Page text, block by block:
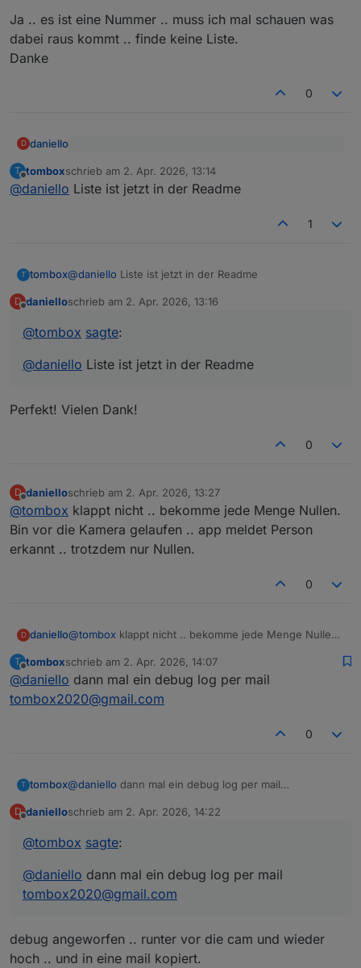
Ja .. es ist eine Nummer .. muss ich mal schauen was
dabei raus kommt .. finde keine Liste.
Danke
0
D daniello
@daniello
gibt es tapo.0.<id>.detection.events.0.alarm_type
Ja .. es ist eine Nummer .. muss ich mal schauen was
dabei raus kommt .. finde keine Liste.
T
Offline
tomboxschrieb am 2. Apr. 2026, 13:14
zuletzt editiert von
@daniello Liste ist jetzt in der Readme
1
T tombox@daniello Liste ist jetzt in der Readme
D danielloschrieb am 2. Apr. 2026, 13:16
zuletzt editiert von
@tombox sagte:
@daniello Liste ist jetzt in der Readme
Perfekt! Vielen Dank!
0
D
Offline
danielloschrieb am 2. Apr. 2026, 13:27
zuletzt editiert von
@tombox klappt nicht .. bekomme jede Menge Nullen.
Bin vor die Kamera gelaufen .. app meldet Person
erkannt .. trotzdem nur Nullen.
0
D daniello@tombox klappt nicht .. bekomme jede Menge Nullen.
erkannt .. trotzdem nur Nullen.
T
Offline
tomboxschrieb am 2. Apr. 2026, 14:07
zuletzt editiert von
@daniello dann mal ein debug log per mail
tombox2020@gmail.com
0
T tombox@daniello dann mal ein debug log per mail
D danielloschrieb am 2. Apr. 2026, 14:22
zuletzt editiert von
@tombox sagte:
@daniello dann mal ein debug log per mail
tombox2020@gmail.com
debug angeworfen .. runter vor die cam und wieder
hoch .. und in eine mail kopiert.